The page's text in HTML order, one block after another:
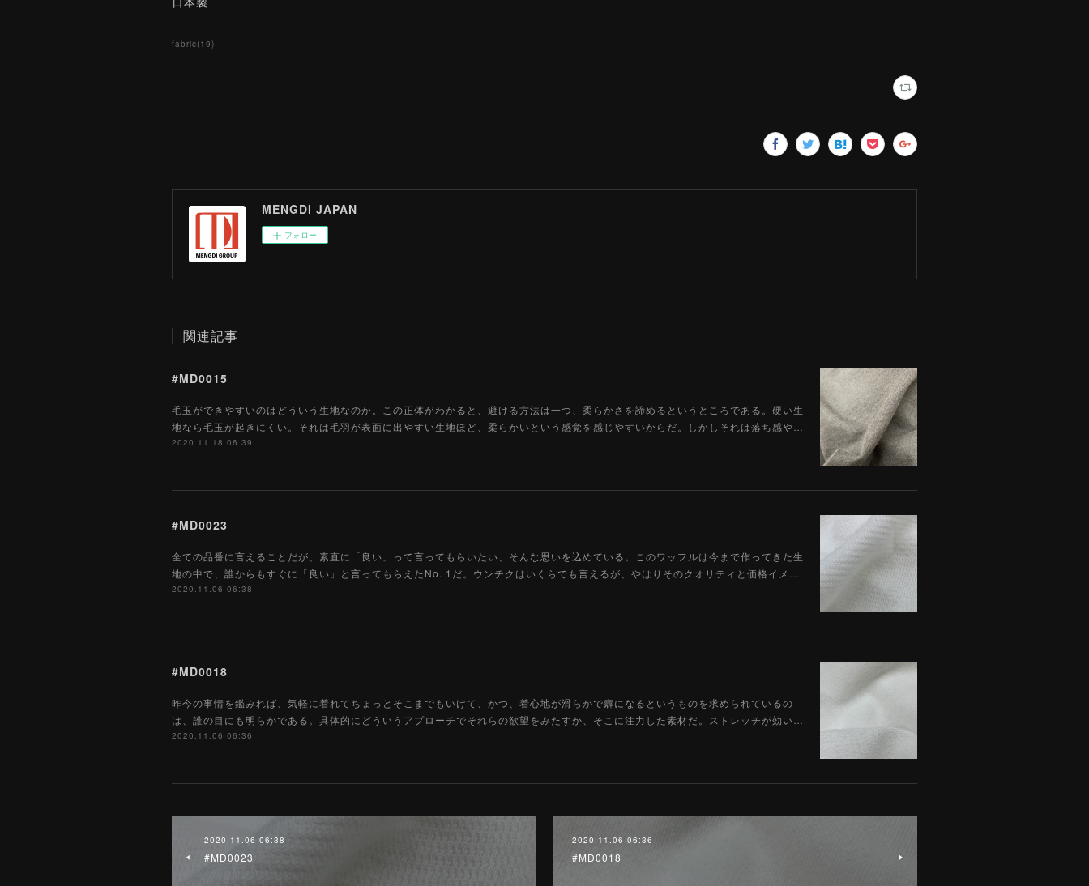
fabric(19)
MENGDI JAPAN
フォロー
関連記事
#MD0015
毛玉ができやすいのはどういう生地なのか。この正体がわかると、避ける方法は一つ、柔らかさを諦めるというところである。硬い生
地なら毛玉が起きにくい。それは毛羽が表面に出やすい生地ほど、柔らかいという感覚を感じやすいからだ。しかしそれは落ち感や…
2020.11.18 06:39
#MD0023
全ての品番に言えることだが、素直に「良い」って言ってもらいたい、そんな思いを込めている。このワッフルは今まで作ってきた生
地の中で、誰からもすぐに「良い」と言ってもらえたNo. 1だ。ウンチクはいくらでも言えるが、やはりそのクオリティと価格イメ…
2020.11.06 06:38
#MD0018
昨今の事情を鑑みれば、気軽に着れてちょっとそこまでもいけて、かつ、着心地が滑らかで癖になるというものを求められているの
は、誰の目にも明らかである。具体的にどういうアプローチでそれらの欲望をみたすか、そこに注力した素材だ。ストレッチが効い…
2020.11.06 06:36
2020.11.06 06:38
#MD0023
2020.11.06 06:36
#MD0018